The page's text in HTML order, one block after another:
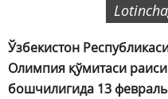
Ўзбекистон
Олимпия қўмитаси
бошчилигида 13